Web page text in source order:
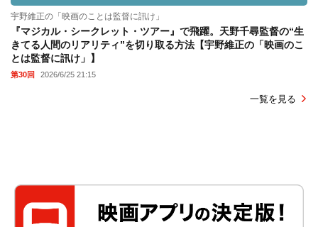
宇野維正の「映画のことは監督に訊け」
『マジカル・シークレット・ツアー』で飛躍。天野千尋監督の“生
きてる人間のリアリティ”を切り取る方法【宇野維正の「映画のこ
とは監督に訊け」】
第30回 2026/6/25 21:15
一覧を見る